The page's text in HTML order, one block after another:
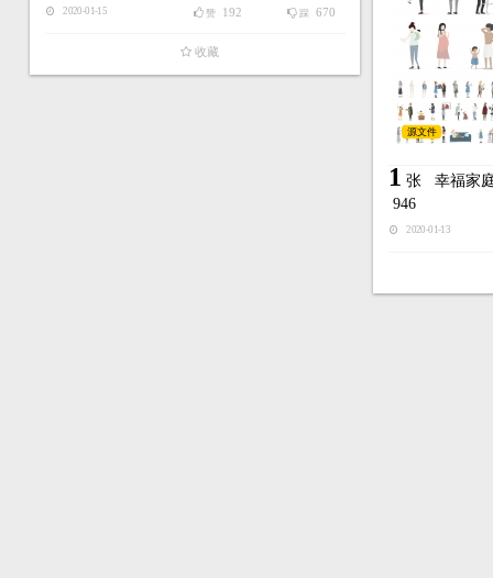
2020-01-15 踩 670
赞 192
收藏
源文件
1 张 幸福家
946
2020-01-13